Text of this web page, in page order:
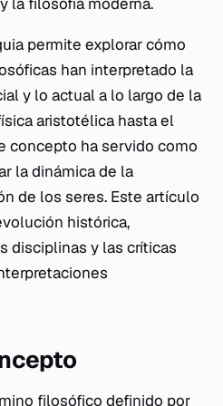
permite explorar cómo
han interpretado la
y lo actual a lo largo de la
aristotélica hasta el
concepto ha servido como
la dinámica de la
de los seres. Este artículo
histórica,
disciplinas y las críticas
filosófico definido por